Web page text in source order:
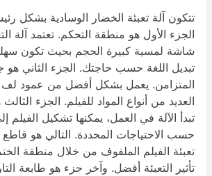
تتكون آلة تعبئة الخضار الوسادية بشكل
الجزء الأول هو منطقة التحكم. تعتمد آلة
شاشة لمسية كبيرة الحجم بحيث تكون سهلة
تبديل اللغة حسب حاجتك. الجزء الثاني هو
المتزامن. يعمل بشكل أفضل من عمود لف
العديد من أنواع المواد للفيلم. الجزء الثالث
تبدأ الآلة في العمل، يمكنها تشكيل الفيلم إلى
حسب الاحتياجات المحددة. التالي هو قاطع
تعبئة الفيلم الملفوف من خلال منطقة الختم
تأثير التعبئة أفضل. وآخر جزء هو طابعة